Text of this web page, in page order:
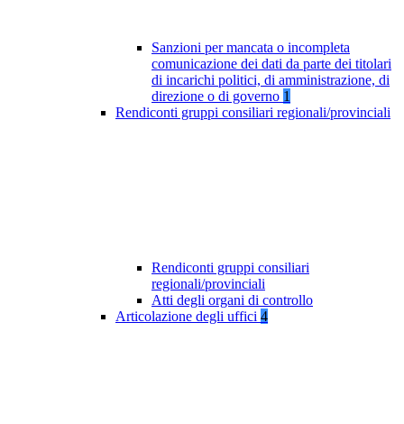
Sanzioni per mancata o incompleta
comunicazione dei dati da parte dei titolari
di incarichi politici, di amministrazione, di
direzione o di governo 1
Rendiconti gruppi consiliari regionali/provinciali
Rendiconti gruppi consiliari
regionali/provinciali
Atti degli organi di controllo
Articolazione degli uffici 4